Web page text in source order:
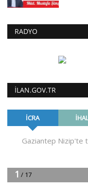
RADYO
ILAN.GOV.TR